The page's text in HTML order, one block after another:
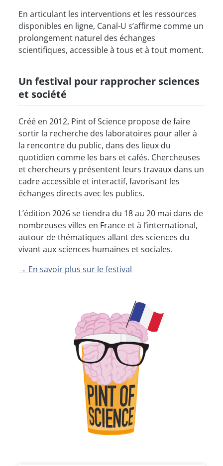
En articulant les interventions et les ressources
disponibles en ligne, Canal-U s’affirme comme un
prolongement naturel des échanges
scientifiques, accessible à tous et à tout moment.
Un festival pour rapprocher sciences
et société
Créé en 2012, Pint of Science propose de faire
sortir la recherche des laboratoires pour aller à
la rencontre du public, dans des lieux du
quotidien comme les bars et cafés. Chercheuses
et chercheurs y présentent leurs travaux dans un
cadre accessible et interactif, favorisant les
échanges directs avec les publics.
L’édition 2026 se tiendra du 18 au 20 mai dans de
nombreuses villes en France et à l’international,
autour de thématiques allant des sciences du
vivant aux sciences humaines et sociales.
→ En savoir plus sur le festival